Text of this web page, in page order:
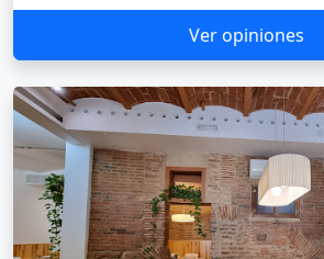
Ver opiniones